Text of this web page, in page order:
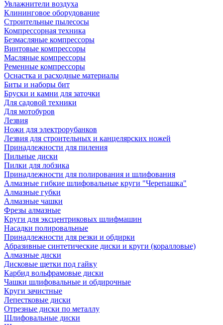
Увлажнители воздуха
Клининговое оборудование
Строительные пылесосы
Компрессорная техника
Безмасляные компрессоры
Винтовые компрессоры
Масляные компрессоры
Ременные компрессоры
Оснастка и расходные материалы
Биты и наборы бит
Бруски и камни для заточки
Для садовой техники
Для мотобуров
Лезвия
Ножи для электрорубанков
Лезвия для строительных и канцелярских ножей
Принадлежности для пиления
Пильные диски
Пилки для лобзика
Принадлежности для полирования и шлифования
Алмазные гибкие шлифовальные круги "Черепашка"
Алмазные губки
Алмазные чашки
Фрезы алмазные
Круги для эксцентриковых шлифмашин
Насадки полировальные
Принадлежности для резки и обдирки
Абразивные синтетические диски и круги (коралловые)
Алмазные диски
Дисковые щетки под гайку
Карбид вольфрамовые диски
Чашки шлифовальные и обдирочные
Круги зачистные
Лепестковые диски
Отрезные диски по металлу
Шлифовальные диски